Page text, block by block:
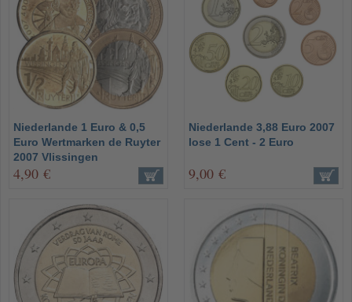
Niederlande 1 Euro & 0,5
Euro Wertmarken de Ruyter
2007 Vlissingen
4,90 €
Niederlande 3,88 Euro 2007
lose 1 Cent - 2 Euro
9,00 €